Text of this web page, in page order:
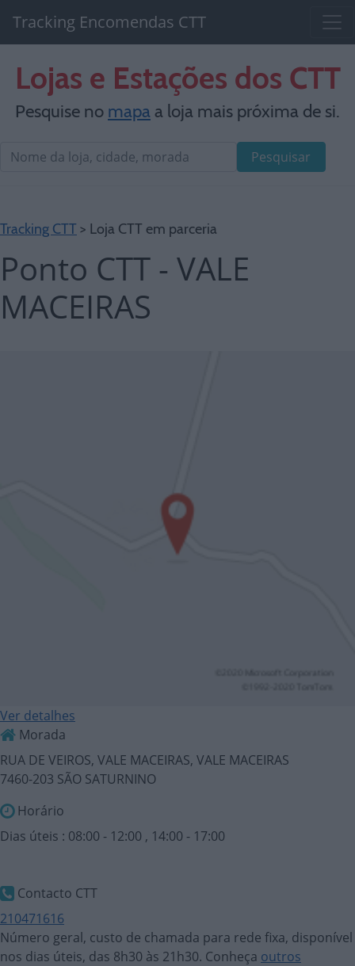
Tracking Encomendas CTT
Lojas e Estações dos CTT
Pesquise no mapaa loja mais próxima de si.
Pesquisar
Tracking CTT > Loja CTT em parceria
Ponto CTT - VALE
MACEIRAS
Ver detalhes
Morada
RUA DE VEIROS, VALE MACEIRAS, VALE MACEIRAS
7460-203 SÃO SATURNINO
Horário
Dias úteis : 08:00 - 12:00 , 14:00 - 17:00
Contacto CTT
210471616
Número geral, custo de chamada para rede fixa, disponível
nos dias úteis, das 8h30 às 21h30. Conheça outros